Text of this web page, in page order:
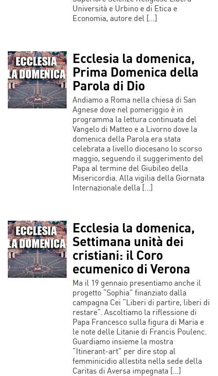
Università e Urbino e di Etica e
Economia, autore del […]
Ecclesia la domenica,
Prima Domenica della
Parola di Dio
Andiamo a Roma nella chiesa di San
Agnese dove nel pomeriggio è in
programma la lettura continuata del
Vangelo di Matteo e a Livorno dove la
domenica della Parola era stata
celebrata a livello diocesano lo scorso
maggio, seguendo il suggerimento del
Papa al termine del Giubileo della
Misericordia. Alla vigilia della Giornata
Internazionale della […]
Ecclesia la domenica,
Settimana unità dei
cristiani: il Coro
ecumenico di Verona
Ma il 19 gennaio presentiamo anche il
progetto “Sophia” finanziato dalla
campagna Cei “Liberi di partire, liberi di
restare”. Ascoltiamo la riflessione di
Papa Francesco sulla figura di Maria e
le note delle Litanie di Francis Poulenc.
Guardiamo insieme la mostra
“Itinerant-art” per dire stop al
femminicidio allestita nella sede della
Caritas di Aversa impegnata […]